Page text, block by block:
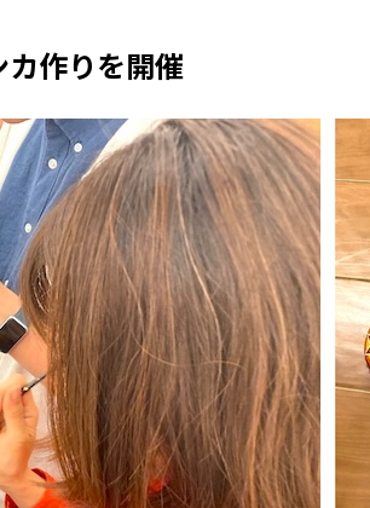
作りを開催